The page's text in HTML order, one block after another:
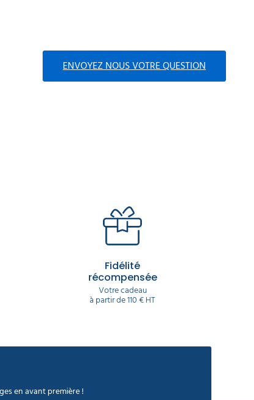
ENVOYEZ NOUS VOTRE QUESTION
Fidélité
récompensée
Votre cadeau
à partir de 110 € HT
en avant première !